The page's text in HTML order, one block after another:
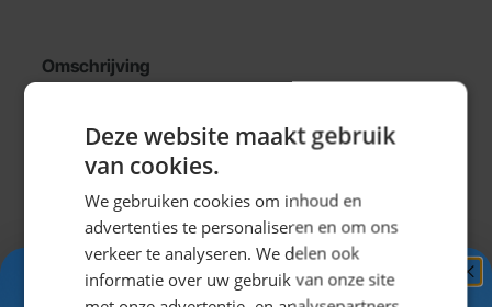
Omschrijving
het Oktoberfeest helemaal compleet. De roze/wit
gekleurde blokjes zorgen voor een echt Oktoberfest
effect. Ook een leuk bijpassend hoedje?Klik dan
En kies een leuke uit!
Deze website maakt gebruik
van cookies.
We gebruiken cookies om inhoud en
advertenties te personaliseren en om ons
verkeer te analyseren. We delen ook
informatie over uw gebruik van onze site
Ontvang5%